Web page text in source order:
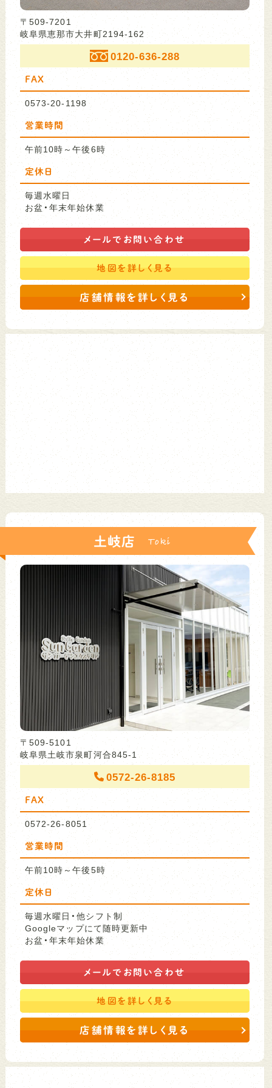
〒509-7201
岐阜県恵那市大井町2194-162
0120-636-288
FAX
0573-20-1198
営業時間
午前10時～午後6時
定休日
毎週水曜日
お盆・年末年始休業
メールで お問い合わせ
地図を詳しく見る
店舗情報を詳しく見る
土岐店
〒509-5101
岐阜県土岐市泉町河合845-1
0572-26-8185
FAX
0572-26-8051
営業時間
午前10時～午後5時
定休日
毎週水曜日・他シフト制
Googleマップにて随時更新中
お盆・年末年始休業
メールで お問い合わせ
地図を詳しく見る
店舗情報を詳しく見る